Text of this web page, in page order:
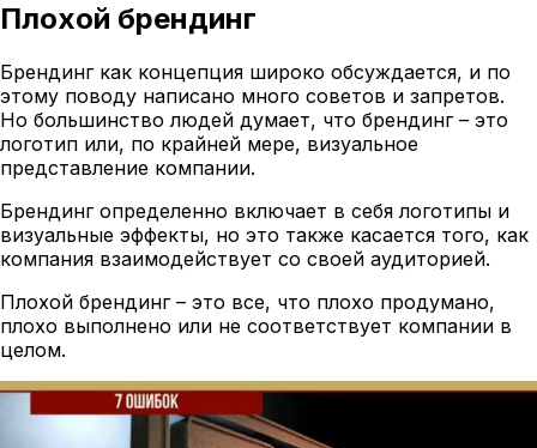
Плохой брендинг
Брендинг как концепция широко обсуждается, и по
этому поводу написано много советов и запретов.
Но большинство людей думает, что брендинг – это
логотип или, по крайней мере, визуальное
представление компании.
Брендинг определенно включает в себя логотипы и
визуальные эффекты, но это также касается того, как
компания взаимодействует со своей аудиторией.
Плохой брендинг – это все, что плохо продумано,
плохо выполнено или не соответствует компании в
целом.